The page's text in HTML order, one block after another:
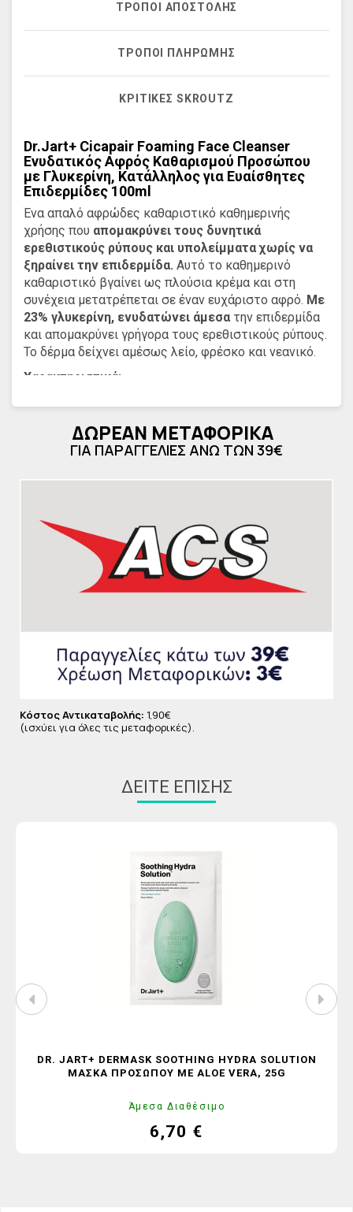
ΤΡΌΠΟΙ ΑΠΟΣΤΟΛΉΣ
ΤΡΌΠΟΙ ΠΛΗΡΩΜΉΣ
ΚΡΙΤΙΚΈΣ SKROUTZ
Dr.Jart+ Cicapair Foaming Face Cleanser
Ενυδατικός Αφρός Καθαρισμού Προσώπου
με Γλυκερίνη, Κατάλληλος για Ευαίσθητες
Επιδερμίδες 100ml
Ένα απαλό αφρώδες καθαριστικό καθημερινής
χρήσης που απομακρύνει τους δυνητικά
ερεθιστικούς ρύπους και υπολείμματα χωρίς να
ξηραίνει την επιδερμίδα. Αυτό το καθημερινό
καθαριστικό βγαίνει ως πλούσια κρέμα και στη
συνέχεια μετατρέπεται σε έναν ευχάριστο αφρό. Με
23% γλυκερίνη, ενυδατώνει άμεσα την επιδερμίδα
και απομακρύνει γρήγορα τους ερεθιστικούς ρύπους.
Το δέρμα δείχνει αμέσως λείο, φρέσκο και νεανικό.
Χαρακτηριστικά:
+ Είναι κατάλληλος για καθημερινή χρήση και για
ευαίσθητες επιδερμίδες
+ Δερματολογικά ελεγμένο
ΔΩΡΕΑΝ ΜΕΤΑΦΟΡΙΚΑ
ΓΙΑ ΠΑΡΑΓΓΕΛΙΕΣ ΑΝΩ ΤΩΝ 39€
Κόστος Αντικαταβολής: 1,90€
(ισχύει για όλες τις μεταφορικές).
ΔΕΊΤΕ ΕΠΊΣΗΣ
DR. JART+ DERMASK SOOTHING HYDRA SOLUTION
ΜΆΣΚΑ ΠΡΟΣΏΠΟΥ ΜΕ ALOE VERA, 25G
Άμεσα Διαθέσιμο
Τιμή
6,70 €